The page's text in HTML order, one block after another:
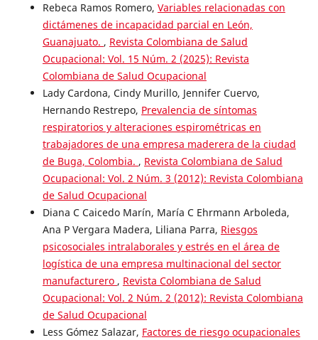
Rebeca Ramos Romero, Variables relacionadas con
dictámenes de incapacidad parcial en León,
Guanajuato. , Revista Colombiana de Salud
Ocupacional: Vol. 15 Núm. 2 (2025): Revista
Colombiana de Salud Ocupacional
Lady Cardona, Cindy Murillo, Jennifer Cuervo,
Hernando Restrepo, Prevalencia de síntomas
respiratorios y alteraciones espirométricas en
trabajadores de una empresa maderera de la ciudad
de Buga, Colombia. , Revista Colombiana de Salud
Ocupacional: Vol. 2 Núm. 3 (2012): Revista Colombiana
de Salud Ocupacional
Diana C Caicedo Marín, María C Ehrmann Arboleda,
Ana P Vergara Madera, Liliana Parra, Riesgos
psicosociales intralaborales y estrés en el área de
logística de una empresa multinacional del sector
manufacturero , Revista Colombiana de Salud
Ocupacional: Vol. 2 Núm. 2 (2012): Revista Colombiana
de Salud Ocupacional
Less Gómez Salazar, Factores de riesgo ocupacionales